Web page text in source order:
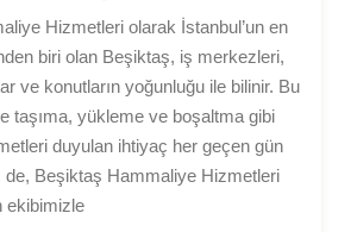
Hizmetleri olarak İstanbul’un en
biri olan Beşiktaş, iş merkezleri,
ve konutların yoğunluğu ile bilinir. Bu
taşıma, yükleme ve boşaltma gibi
duyulan ihtiyaç her geçen gün
de, Beşiktaş Hammaliye Hizmetleri
ekibimizle